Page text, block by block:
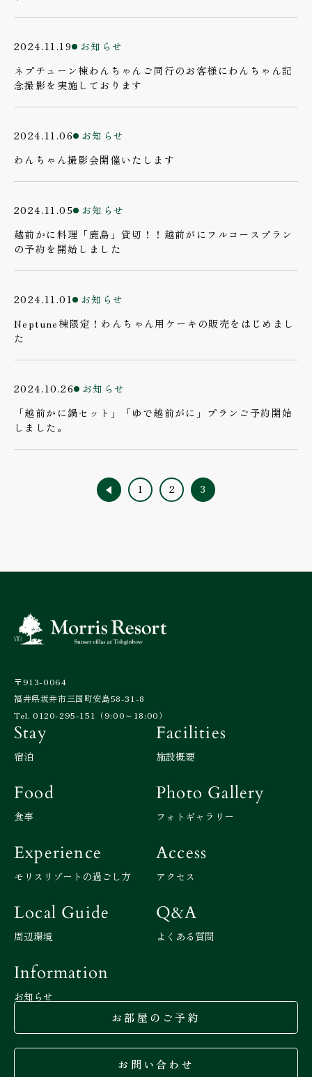
2024.11.19
お知らせ
ネプチューン棟わんちゃんご同行のお客様にわんちゃん記
念撮影を実施しております
2024.11.06
お知らせ
わんちゃん撮影会開催いたします
2024.11.05
お知らせ
越前かに料理「鹿島」貸切！！越前がにフルコースプラン
の予約を開始しました
2024.11.01
お知らせ
Neptune棟限定！わんちゃん用ケーキの販売をはじめまし
た
2024.10.26
お知らせ
「越前かに鍋セット」「ゆで越前がに」プランご予約開始
しました。
1 2 3
〒913-0064
福井県坂井市三国町安島58-31-8
Tel. 0120-295-151（9:00～18:00）
Stay
宿泊
Facilities
施設概要
Food
食事
Photo Gallery
フォトギャラリー
Experience
モリスリゾートの過ごし方
Access
アクセス
Local Guide
周辺環境
Q&A
よくある質問
Information
お知らせ
お部屋のご予約
お問い合わせ